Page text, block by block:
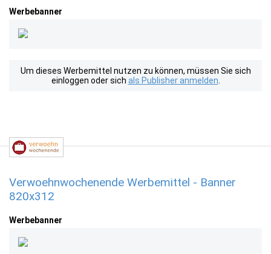
Werbebanner
Um dieses Werbemittel nutzen zu können, müssen Sie sich
einloggen oder sich als Publisher anmelden
Verwoehnwochenende Werbemittel - Banner
820x312
Werbebanner